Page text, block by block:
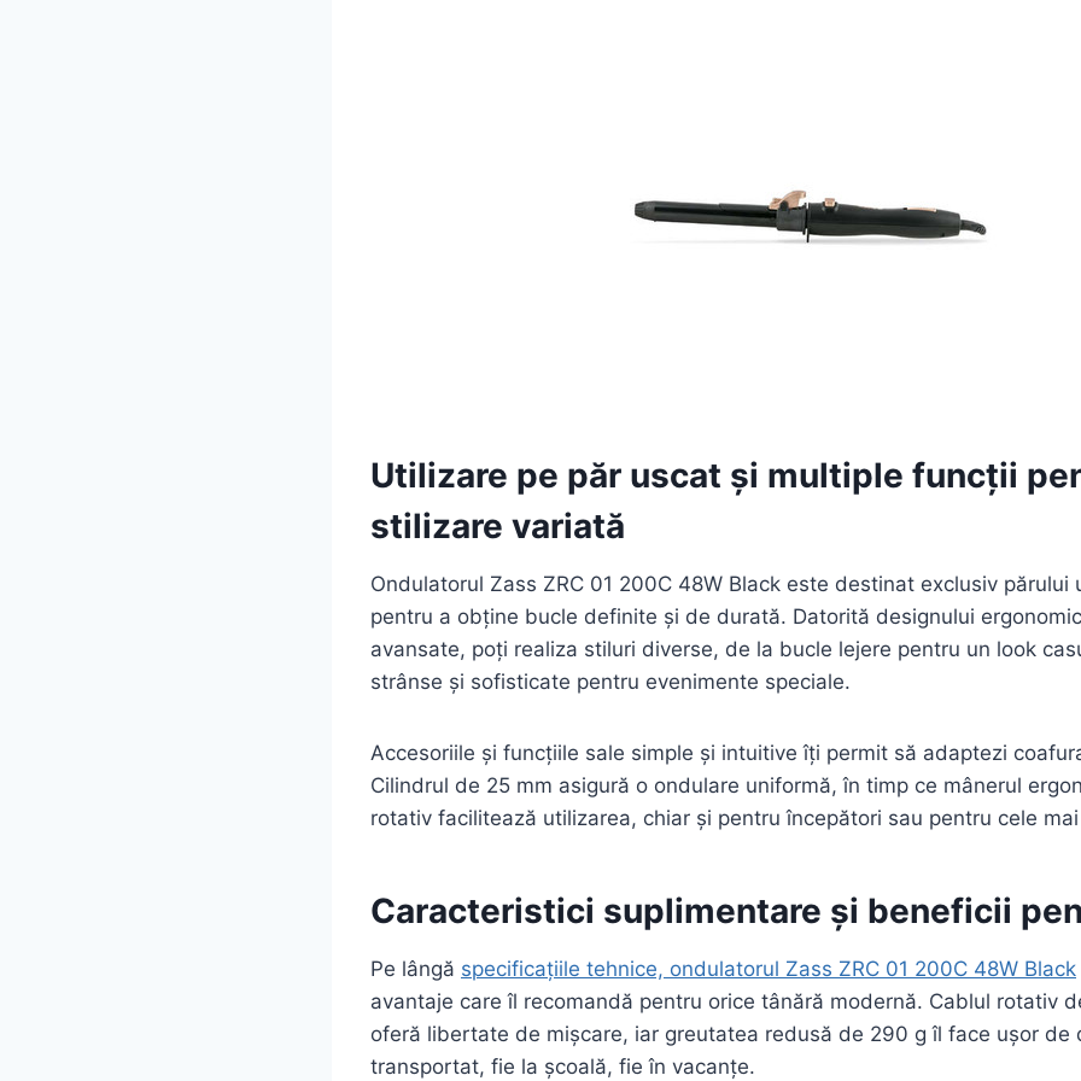
Utilizare pe păr uscat și multiple funcții
stilizare variată
Ondulatorul Zass ZRC 01 200C 48W Black este destinat exclusiv părului
pentru a obține bucle definite și de durată. Datorită designului
avansate, poți realiza stiluri diverse, de la bucle lejere pentru un look
strânse și sofisticate pentru evenimente speciale.
Accesoriile și funcțiile sale simple și intuitive îți permit să adaptezi
Cilindrul de 25 mm asigură o ondulare uniformă, în timp ce mânerul
rotativ facilitează utilizarea, chiar și pentru începători sau pentru cele
Caracteristici suplimentare și beneficii
Pe lângă specificațiile tehnice, ondulatorul Zass ZRC 01 200C 48W Black
avantaje care îl recomandă pentru orice tânără modernă. Cablul rotativ
oferă libertate de mișcare, iar greutatea redusă de 290 g îl face ușor de
transportat, fie la școală, fie în vacanțe.